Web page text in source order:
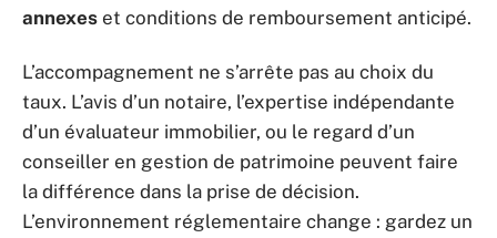
annexes et conditions de remboursement anticipé.
L’accompagnement ne s’arrête pas au choix du
taux. L’avis d’un notaire, l’expertise indépendante
d’un évaluateur immobilier, ou le regard d’un
conseiller en gestion de patrimoine peuvent faire
la différence dans la prise de décision.
L’environnement réglementaire change : gardez un